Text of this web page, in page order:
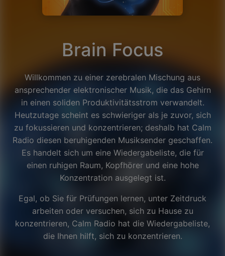
Brain Focus
Willkommen zu einer zerebralen Mischung aus
ansprechender elektronischer Musik, die das Gehirn
in einen soliden Produktivitätsstrom verwandelt.
Heutzutage scheint es schwieriger als je zuvor, sich
zu fokussieren und konzentrieren; deshalb hat Calm
Radio diesen beruhigenden Musiksender geschaffen.
Es handelt sich um eine Wiedergabeliste, die für
einen ruhigen Raum, Kopfhörer und eine hohe
Konzentration ausgelegt ist.
Egal, ob Sie für Prüfungen lernen, unter Zeitdruck
arbeiten oder versuchen, sich zu Hause zu
konzentrieren, Calm Radio hat die Wiedergabeliste,
die Ihnen hilft, sich zu konzentrieren.
Facebook
Twitter